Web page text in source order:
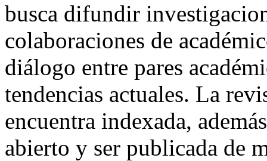
busca difundir
colaboraciones de
diálogo entre pares
tendencias actuales. La
encuentra indexada,
abierto y ser publicada de